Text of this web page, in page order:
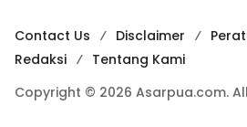
Contact Us Disclaimer
Redaksi
Tentang Kami
Copyright © 2026 Asarpua.com.